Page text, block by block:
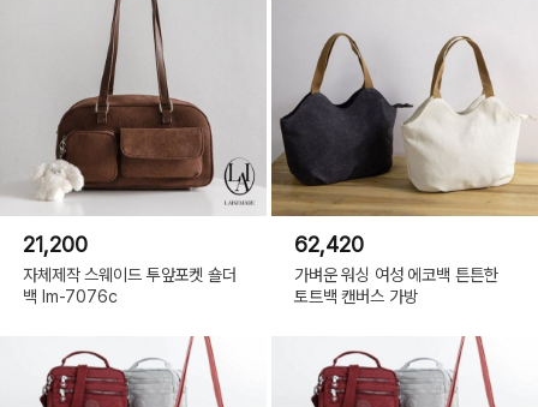
21,200
자체제작 스웨이드 투앞포켓 숄더
백 lm-7076c
62,420
가벼운 워싱 여성 에코백 튼튼한
토트백 캔버스 가방